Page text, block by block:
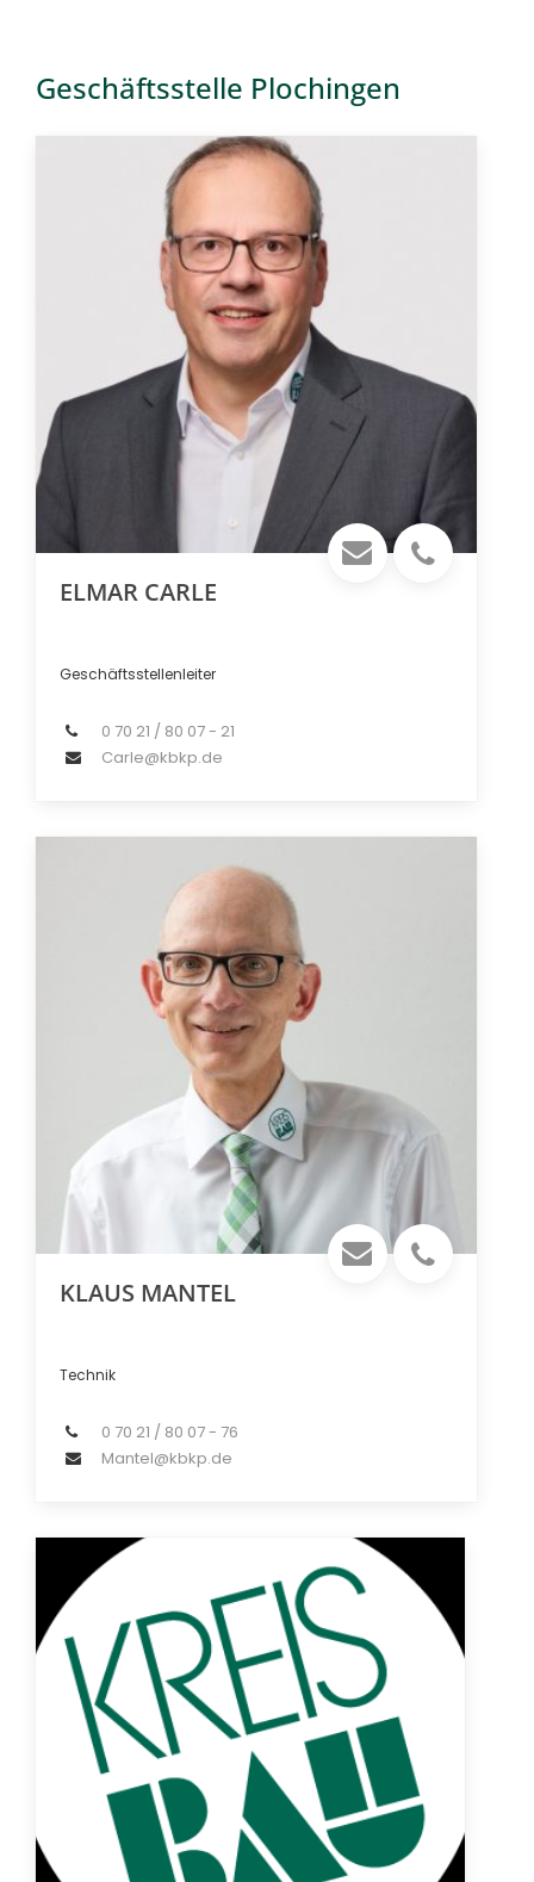
Geschäftsstelle Plochingen
ELMAR CARLE
Geschäftsstellenleiter
0 70 21 / 80 07 - 21
Carle@kbkp.de
KLAUS MANTEL
Technik
0 70 21 / 80 07 - 76
Mantel@kbkp.de